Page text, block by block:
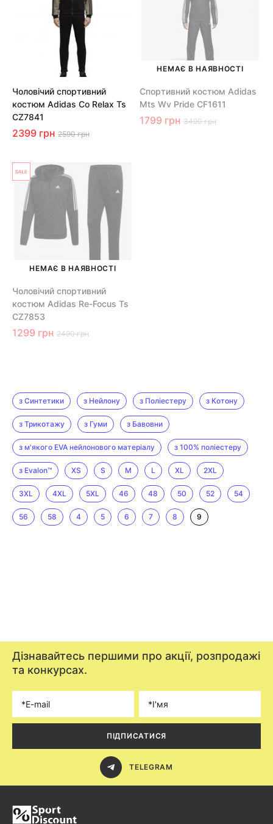
Чоловічий спортивний
костюм Adidas Co Relax Ts
CZ7841
2399 грн 2590 грн
НЕМАЄ В НАЯВНОСТІ
Спортивний костюм Adidas
Mts Wv Pride CF1611
1799 грн 3490 грн
НЕМАЄ В НАЯВНОСТІ
Чоловічий спортивний
костюм Adidas Re-Focus Ts
CZ7853
1299 грн 2490 грн
з Синтетики з Нейлону з Поліестеру з Котону
з Трикотажу з Гуми з Бавовни
з м'якого EVA нейлонового матеріалу з 100% поліестеру
з Evalon™ XS S M L XL 2XL
3XL 4XL 5XL 46 48 50 52 54
56 58 4 5 6 7 8 9
Дізнавайтесь першими про акції, розпродажі
та конкурсах.
ПІДПИСАТИСЯ
TELEGRAM